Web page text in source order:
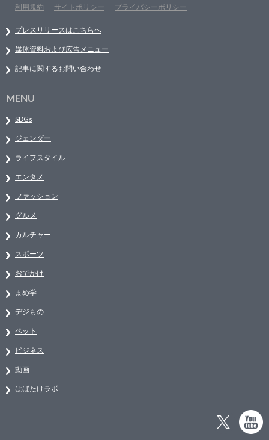
利用規約
サイトポリシー プライバシーポリシー
プレスリリースはこちらへ
媒体資料および広告メニュー
記事に関するお問い合わせ
MENU
SDGs
ジェンダー
ライフスタイル
エンタメ
ファッション
グルメ
カルチャー
スポーツ
おでかけ
まめ学
デジもの
ペット
ビジネス
動画
はばたけラボ